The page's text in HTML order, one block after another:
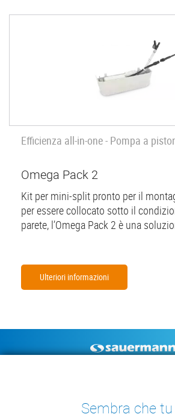
Efficienza all-in-one - Pompa a
Omega Pack 2
Kit per mini-split pronto per il
per essere collocato sotto il
parete, l’Omega Pack 2 è una
Ulteriori informazioni
Sembra che